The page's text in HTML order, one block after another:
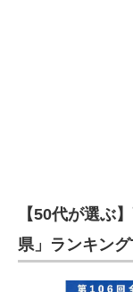
【50代が選ぶ
県」ランキング